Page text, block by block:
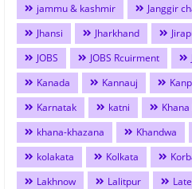
jammu & kashmir
Janggir
Jhansi
Jharkhand
JOBS
JOBS Rcuirment
Kanada
Kannauj
Karnatak
katni
khana-khazana
Khandwa
kolakata
Kolkata
Lakhnow
Lalitpur